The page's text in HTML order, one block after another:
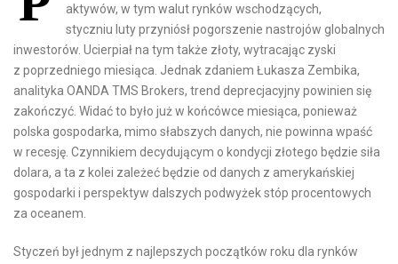
aktywów, w tym walut rynków wschodzących,
styczniu luty przyniósł pogorszenie nastrojów globalnych
inwestorów. Ucierpiał na tym także złoty, wytracając zyski
z poprzedniego miesiąca. Jednak zdaniem Łukasza Zembika,
analityka OANDA TMS Brokers, trend deprecjacyjny powinien się
zakończyć. Widać to było już w końcówce miesiąca, ponieważ
polska gospodarka, mimo słabszych danych, nie powinna wpaść
w recesję. Czynnikiem decydującym o kondycji złotego będzie siła
dolara, a ta z kolei zależeć będzie od danych z amerykańskiej
gospodarki i perspektyw dalszych podwyżek stóp procentowych
za oceanem.
Styczeń był jednym z najlepszych początków roku dla rynków